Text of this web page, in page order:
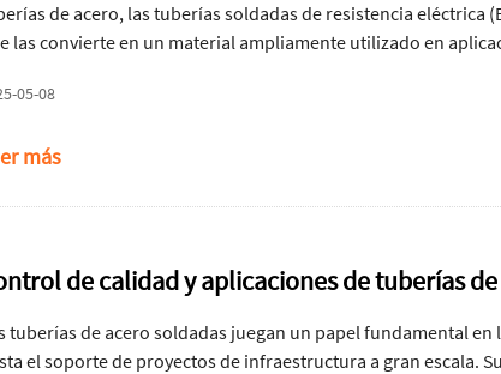
de acero, las tuberías soldadas de resistencia eléctrica
las convierte en un material ampliamente utilizado en
05-08
más
de calidad y aplicaciones de tuberías
tuberías de acero soldadas juegan un papel fundamental
el soporte de proyectos de infraestructura a gran escala.